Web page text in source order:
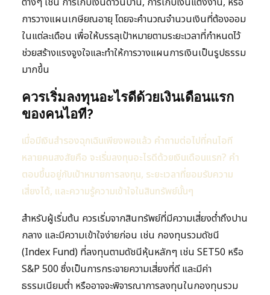
การวางแผนเกษียณอายุ โดยจะคำนวณจำนวนเงินที่ต้องออม
ในแต่ละเดือน เพื่อให้บรรลุเป้าหมายตามระยะเวลาที่กำหนดไว้
ช่วยสร้างแรงจูงใจและทำให้การวางแผนการเงินเป็นรูปธรรม
มากขึ้น
ควรเริ่มลงทุนอะไรดีด้วยเงินเดือนแรก
ของคนไอที?
เมื่อมีเงินสำรองฉุกเฉินเพียงพอแล้ว คำถามต่อไปที่คนไอที
หลายคนสงสัยคือ จะเริ่มลงทุนอะไรดีด้วยเงินเดือนแรก? คำ
ตอบขึ้นอยู่กับเป้าหมายการลงทุน, ระยะเวลาที่ยอมรับความ
เสี่ยงได้, และความรู้ความเข้าใจในสินทรัพย์นั้นๆ
สำหรับผู้เริ่มต้น ควรเริ่มจากสินทรัพย์ที่มีความเสี่ยงต่ำถึงปาน
กลาง และมีความเข้าใจง่ายก่อน เช่น กองทุนรวมดัชนี
(Index Fund) ที่ลงทุนตามดัชนีหุ้นหลักๆ เช่น SET50 หรือ
S&P 500 ซึ่งเป็นการกระจายความเสี่ยงที่ดี และมีค่า
ธรรมเนียมต่ำ หรืออาจจะพิจารณาการลงทุนในกองทุนรวม